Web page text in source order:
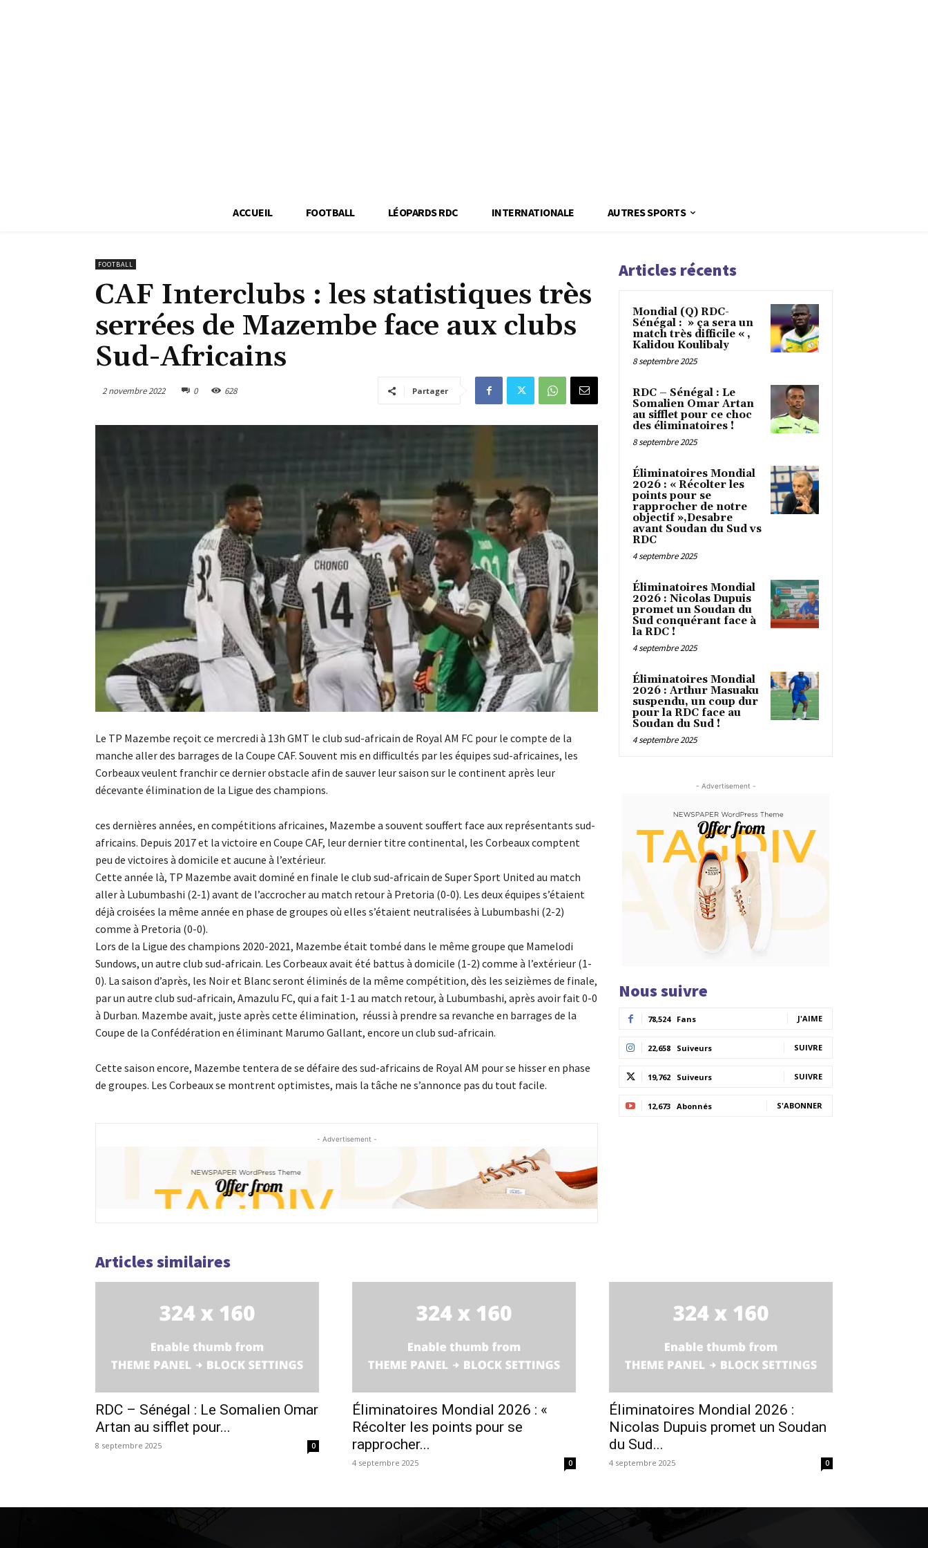
ACCUEIL FOOTBALL LÉOPARDS RDC INTERNATIONALE AUTRES SPORTS
FOOTBALL
CAF Interclubs : les statistiques très
serrées de Mazembe face aux clubs
Sud-Africains
2 novembre 2022 0 628 Partager
Le TP Mazembe reçoit ce mercredi à 13h GMT le club sud-africain de Royal AM FC pour le compte de la
manche aller des barrages de la Coupe CAF. Souvent mis en difficultés par les équipes sud-africaines, les
Corbeaux veulent franchir ce dernier obstacle afin de sauver leur saison sur le continent après leur
décevante élimination de la Ligue des champions.
ces dernières années, en compétitions africaines, Mazembe a souvent souffert face aux représentants sud-
africains. Depuis 2017 et la victoire en Coupe CAF, leur dernier titre continental, les Corbeaux comptent
peu de victoires à domicile et aucune à l’extérieur.
Cette année là, TP Mazembe avait dominé en finale le club sud-africain de Super Sport United au match
aller à Lubumbashi (2-1) avant de l’accrocher au match retour à Pretoria (0-0). Les deux équipes s’étaient
déjà croisées la même année en phase de groupes où elles s’étaient neutralisées à Lubumbashi (2-2)
comme à Pretoria (0-0).
Lors de la Ligue des champions 2020-2021, Mazembe était tombé dans le même groupe que Mamelodi
Sundows, un autre club sud-africain. Les Corbeaux avait été battus à domicile (1-2) comme à l’extérieur (1-
0). La saison d’après, les Noir et Blanc seront éliminés de la même compétition, dès les seizièmes de finale,
par un autre club sud-africain, Amazulu FC, qui a fait 1-1 au match retour, à Lubumbashi, après avoir fait 0-0
à Durban. Mazembe avait, juste après cette élimination, réussi à prendre sa revanche en barrages de la
Coupe de la Confédération en éliminant Marumo Gallant, encore un club sud-africain.
Cette saison encore, Mazembe tentera de se défaire des sud-africains de Royal AM pour se hisser en phase
de groupes. Les Corbeaux se montrent optimistes, mais la tâche ne s’annonce pas du tout facile.
- Advertisement -
Articles récents
Mondial (Q) RDC-
Sénégal : » ça sera un
match très difficile « ,
Kalidou Koulibaly
8 septembre 2025
RDC – Sénégal : Le
Somalien Omar Artan
au sifflet pour ce choc
des éliminatoires !
8 septembre 2025
Éliminatoires Mondial
2026 : « Récolter les
points pour se
rapprocher de notre
objectif »,Desabre
avant Soudan du Sud vs
RDC
4 septembre 2025
Éliminatoires Mondial
2026 : Nicolas Dupuis
promet un Soudan du
Sud conquérant face à
la RDC !
4 septembre 2025
Éliminatoires Mondial
2026 : Arthur Masuaku
suspendu, un coup dur
pour la RDC face au
Soudan du Sud !
4 septembre 2025
- Advertisement -
Nous suivre
78,524 Fans J'AIME
22,658 Suiveurs SUIVRE
19,762 Suiveurs SUIVRE
12,673 Abonnés S'ABONNER
Articles similaires
RDC – Sénégal : Le Somalien Omar
Artan au sifflet pour...
8 septembre 2025 0
Éliminatoires Mondial 2026 : «
Récolter les points pour se
rapprocher...
4 septembre 2025 0
Éliminatoires Mondial 2026 :
Nicolas Dupuis promet un Soudan
du Sud...
4 septembre 2025 0